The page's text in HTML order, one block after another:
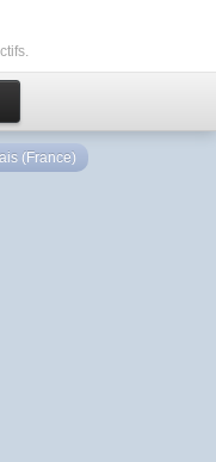
(France)